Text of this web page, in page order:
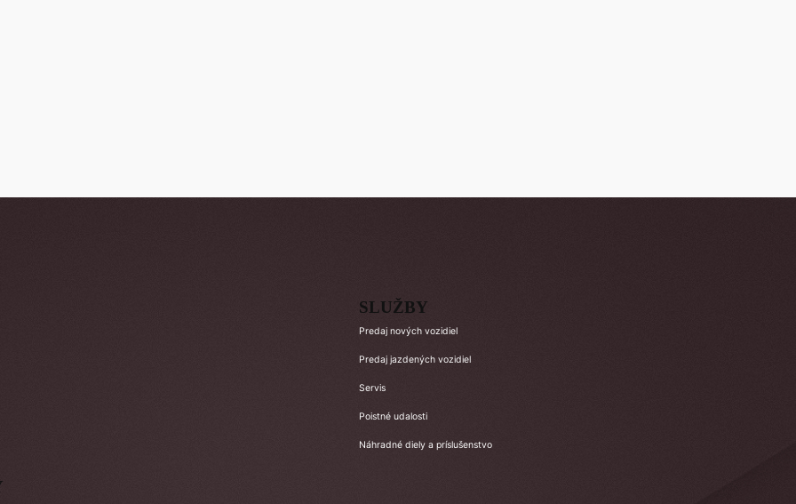
SLUŽBY
Predaj nových vozidiel
Predaj jazdených vozidiel
Servis
Poistné udalosti
Náhradné diely a príslušenstvo